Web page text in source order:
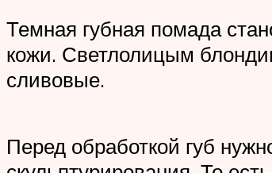
Темная губная помада
кожи. Светлолицым
сливовые.
Перед обработкой губ